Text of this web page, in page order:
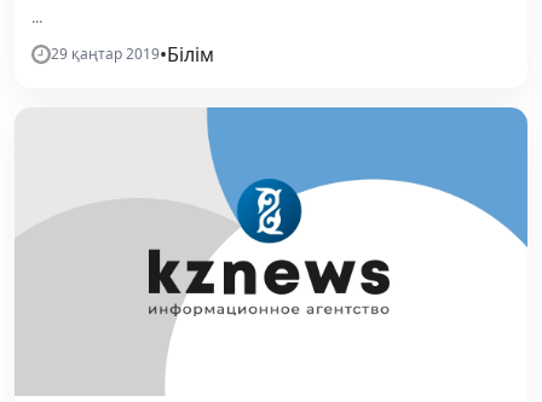
...
29 қаңтар 2019•Білім